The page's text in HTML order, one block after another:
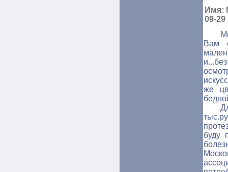
Имя:
09-29
Вам
же
буду